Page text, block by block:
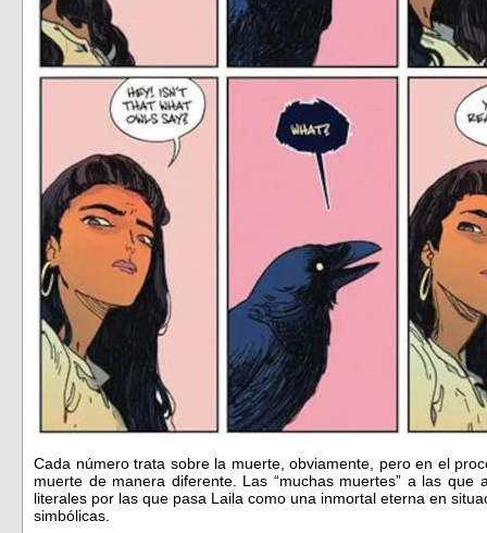
Cada número trata sobre la muerte, obviamente, pero en el
muerte de manera diferente. Las “muchas muertes” a las
literales por las que pasa Laila como una inmortal eterna en
simbólicas.